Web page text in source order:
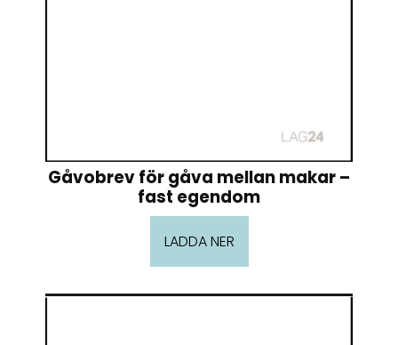
Gåvobrev för gåva mellan makar –
fast egendom
LADDA NER